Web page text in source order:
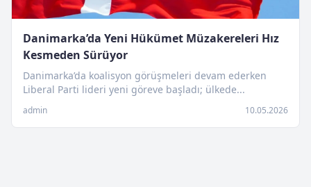
Danimarka’da Yeni Hükümet Müzakereleri Hız
Kesmeden Sürüyor
Danimarka’da koalisyon görüşmeleri devam ederken
Liberal Parti lideri yeni göreve başladı; ülkede...
admin 10.05.2026